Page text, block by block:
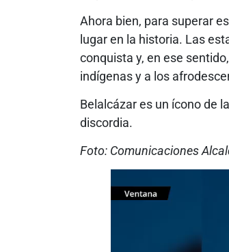
Ahora bien, para superar
lugar en la historia. Las
conquista y, en ese
indígenas y a los
Belalcázar es un ícono de
discordia.
Foto: Comunicaciones